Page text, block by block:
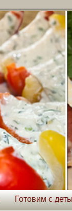
Готовим с